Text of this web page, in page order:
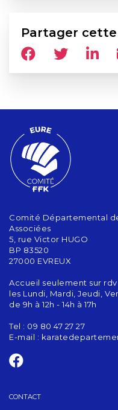
Partager
Comité Départemental
Associées
5, rue Victor HUGO
BP 83520
27000 EVREUX
Accueil seulement sur rdv
les Lundi, Mardi, Jeudi,
de 9h à 12h - 14h à 17h
Tel : 09 80 47 27 27
E-mail :
CONTACT